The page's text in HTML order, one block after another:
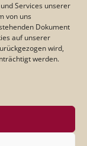
Services unserer
von uns
Dokument
auf unserer
wird,
werden.
Öffnungszeiten
-22:00 Uhr
- 21:00 Uhr